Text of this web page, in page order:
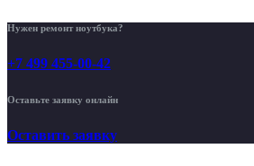
Нужен ремонт ноутбука?
+7 499 455-00-42
Оставьте заявку онлайн
Оставить заявку